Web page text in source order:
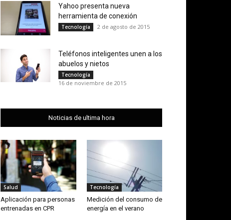
Yahoo presenta nueva
herramienta de conexión
Tecnología 2 de agosto de 2015
Teléfonos inteligentes unen a los
abuelos y nietos
Tecnología
16 de noviembre de 2015
Noticias de ultima hora
Salud
Aplicación para personas
entrenadas en CPR
Tecnología
Medición del consumo de
energía en el verano